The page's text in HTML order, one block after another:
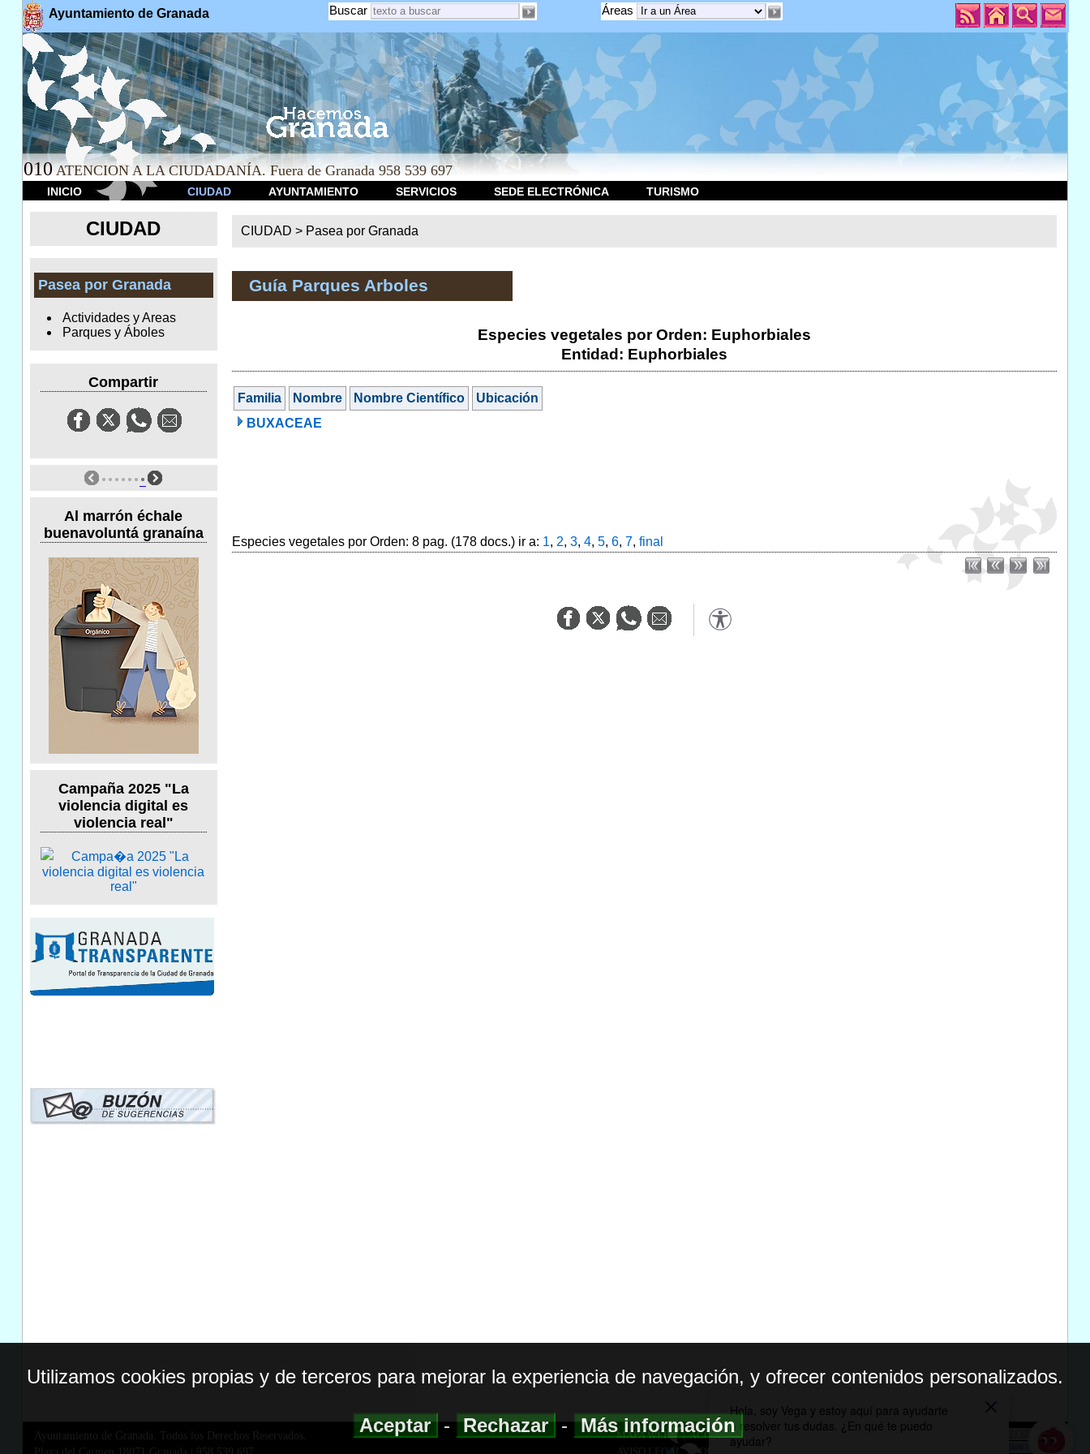
Ayuntamiento de Granada Áreas
Buscar
010 ATENCION A LA CIUDADANÍA. Fuera de Granada 958 539 697
INICIO CIUDAD AYUNTAMIENTO SERVICIOS SEDE ELECTRÓNICA TURISMO
CIUDAD
Pasea por Granada
Actividades y Areas
Parques y Áboles
Compartir
Al marrón échale
buenavoluntá granaína
Campaña 2025 "La
violencia digital es
violencia real"
CIUDAD > Pasea por Granada
Guía Parques Arboles
Especies vegetales por Orden: Euphorbiales
Entidad: Euphorbiales
Familia Nombre Nombre Científico
Ubicación
BUXACEAE
Especies vegetales por Orden: 8 pag. (178 docs.) ir a: 1, 2, 3, 4, 5, 6, 7, final
Ayuntamiento de Granada. Todos los Derechos Reservados.
MAPA WEB|ACCESIBILIDAD
AVISO LEGAL| POLITICA DE PRIVACIDAD
Utilizamos cookies propias y de terceros para mejorar la experiencia de navegación, y ofrecer contenidos personalizados.
Aceptar-Rechazar-Más información